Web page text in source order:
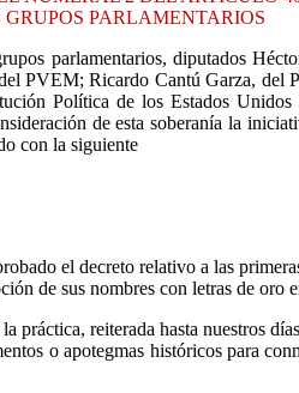
PARLAMENTARIOS
parlamentarios, diputados
PVEM; Ricardo Cantú Garza,
Política de los Estados
de esta soberanía la
con la siguiente
el decreto relativo a las
de sus nombres con letras de oro
práctica, reiterada hasta nuestros
o apotegmas históricos para